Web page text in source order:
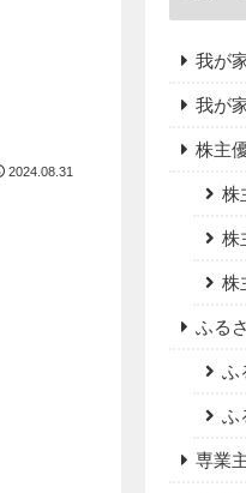
2024.08.31
我が
我が
株主
株
株
株
ふる
ふ
ふ
専業